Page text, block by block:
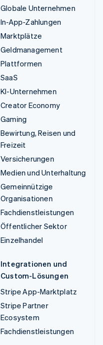
Globale Unternehmen
In-App-Zahlungen
Marktplätze
Geldmanagement
Plattformen
SaaS
KI-Unternehmen
Creator Economy
Gaming
Bewirtung, Reisen und
Freizeit
Versicherungen
Medien und Unterhaltung
Gemeinnützige
Organisationen
Fachdienstleistungen
Öffentlicher Sektor
Einzelhandel
Integrationen und
Custom-Lösungen
Stripe App-Marktplatz
Stripe Partner
Ecosystem
Fachdienstleistungen